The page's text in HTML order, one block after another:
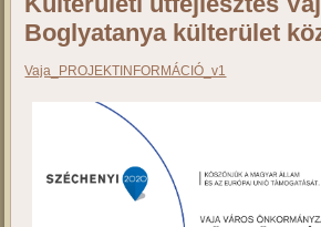
Görög Katolikus Templom